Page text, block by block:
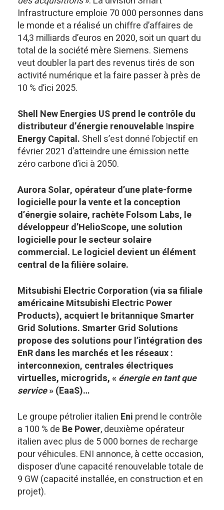
Infrastructure emploie 70 000 personnes dans
le monde et a réalisé un chiffre d’affaires de
14,3 milliards d’euros en 2020, soit un quart du
total de la société mère Siemens. Siemens
veut doubler la part des revenus tirés de son
activité numérique et la faire passer à près de
10 % d’ici 2025.
Shell New Energies US prend le contrôle du
distributeur d’énergie renouvelable Inspire
Energy Capital. Shell s’est donné l’objectif en
février 2021 d’atteindre une émission nette
zéro carbone d’ici à 2050.
Aurora Solar, opérateur d’une plate-forme
logicielle pour la vente et la conception
d’énergie solaire, rachète Folsom Labs, le
développeur d’HelioScope, une solution
logicielle pour le secteur solaire
commercial. Le logiciel devient un élément
central de la filière solaire.
Mitsubishi Electric Corporation (via sa filiale
américaine Mitsubishi Electric Power
Products), acquiert le britannique Smarter
Grid Solutions. Smarter Grid Solutions
propose des solutions pour l’intégration des
EnR dans les marchés et les réseaux :
interconnexion, centrales électriques
virtuelles, microgrids, « énergie en tant que
service» (EaaS)…
Le groupe pétrolier italien Eni prend le contrôle
a 100 % de Be Power, deuxième opérateur
italien avec plus de 5 000 bornes de recharge
pour véhicules. ENI annonce, à cette occasion,
disposer d’une capacité renouvelable totale de
9 GW (capacité installée, en construction et en
projet).